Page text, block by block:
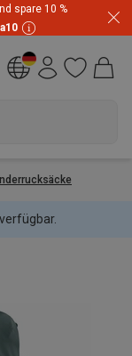
spare 10 %